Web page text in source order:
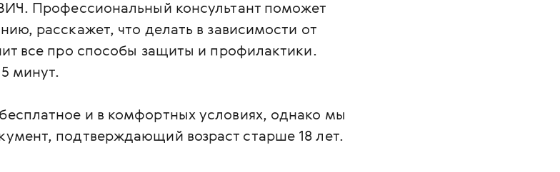
Профессиональный консультант поможет
расскажет, что делать в зависимости от
все про способы защиты и профилактики.
минут.
и в комфортных условиях, однако мы
подтверждающий возраст старше 18 лет.